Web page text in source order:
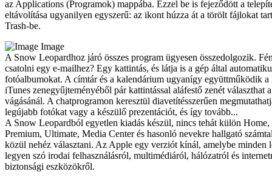
az Applications (Programok) mappába. Ezzel be is fejeződött a
eltávolítása ugyanilyen egyszerű: az ikont húzza át a törölt fájlokat
Trash-be.
Image
A Snow Leopardhoz járó összes program ügyesen összedolgozik.
csatolni egy e-mailhez? Egy kattintás, és látja is a gép által
fotóalbumokat. A címtár és a kalendárium ugyanígy együttműködik
iTunes zenegyűjteményéből pár kattintással aláfestő zenét választhat
vágásánál. A chatprogramon keresztül diavetítésszerűen
legújabb fotókat vagy a készülő prezentációt, és így tovább...
A Snow Leopardból egyetlen kiadás készül, nincs tehát külön Home,
Premium, Ultimate, Media Center és hasonló nevekre hallgató
közül nehéz választani. Az Apple egy verziót kínál, amelybe minden
legyen szó irodai felhasználásról, multimédiáról, hálózatról és
biztonsági eszközökről.